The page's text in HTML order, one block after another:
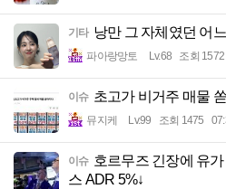
기타 낭만 그 자체였던 어
파아랑망토 Lv.68 조회 1572
이슈 초고가 비거주 매물
뮤지케 Lv.99 조회 1475
이슈 호르무즈 긴장에 유
스 ADR 5%↓